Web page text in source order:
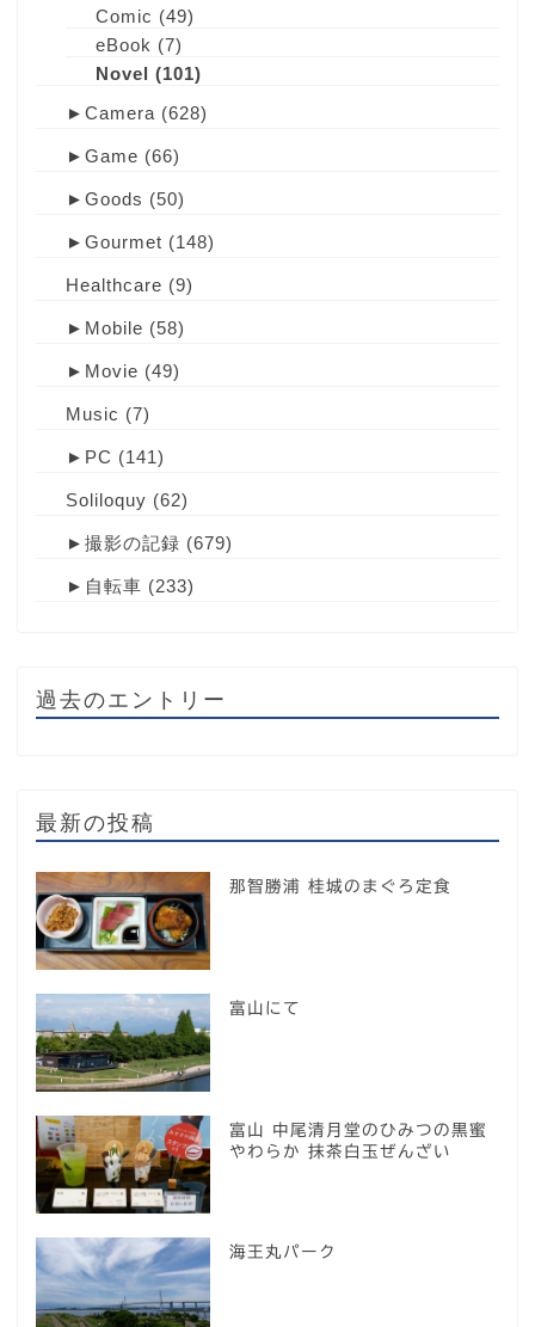
Comic (49)
eBook (7)
Novel (101)
► Camera (628)
► Game (66)
► Goods (50)
► Gourmet (148)
Healthcare (9)
► Mobile (58)
► Movie (49)
Music (7)
► PC (141)
Soliloquy (62)
► 撮影の記録 (679)
► 自転車 (233)
過去のエントリー
最新の投稿
那智勝浦 桂城のまぐろ定食
富山にて
富山 中尾清月堂のひみつの黒蜜
やわらか 抹茶白玉ぜんざい
海王丸パーク